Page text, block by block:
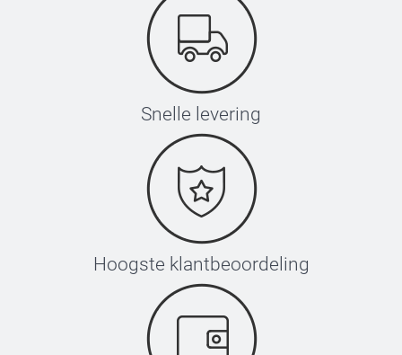
Snelle levering
Hoogste klantbeoordeling